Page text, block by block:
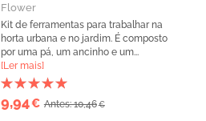
Flower
Kit de ferramentas para trabalhar na
horta urbana e no jardim. É composto
por uma pá, um ancinho e um...
[Ler mais]
9,94€ Antes: 10,46€